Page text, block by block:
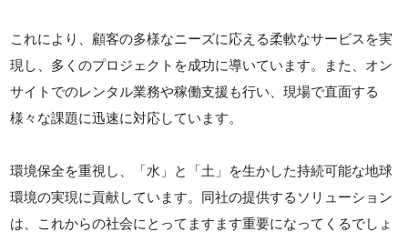
これにより、顧客の多様なニーズに応える柔軟なサービスを実
現し、多くのプロジェクトを成功に導いています。また、オン
サイトでのレンタル業務や稼働支援も行い、現場で直面する
様々な課題に迅速に対応しています。
環境保全を重視し、「水」と「土」を生かした持続可能な地球
環境の実現に貢献しています。同社の提供するソリューション
は、これからの社会にとってますます重要になってくるでしょ